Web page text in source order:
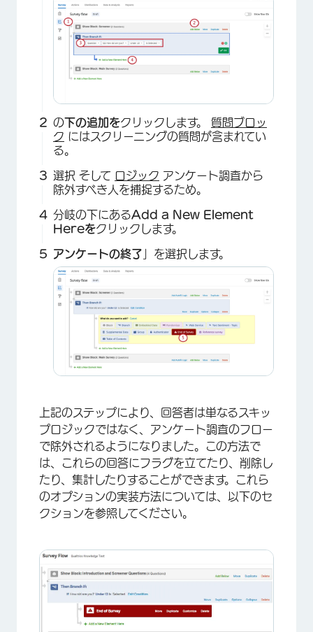
の下の追加をクリックします。 質問ブロッ
ク にはスクリーニングの質問が含まれてい
る。
選択 そして ロジック アンケート調査から
除外すべき人を捕捉するため。
分岐の下にあるAdd a New Element
Hereをクリックします。
アンケートの終了 」を選択します。
上記のステップにより、回答者は単なるスキッ
プロジックではなく、アンケート調査のフロー
で除外されるようになりました。この方法で
は、これらの回答にフラグを立てたり、削除し
たり、集計したりすることができます。これら
のオプションの実装方法については、以下のセ
クションを参照してください。